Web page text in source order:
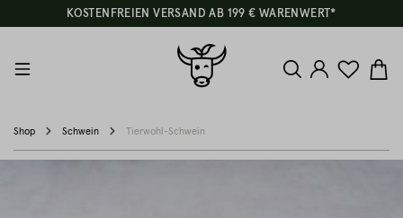
KOSTENFREIEN VERSAND AB 199 € WARENWERT*
Shop Schwein Tierwohl-Schwein